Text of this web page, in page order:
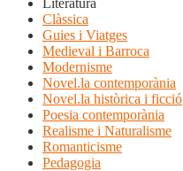
Literatura
Clàssica
Guies i Viatges
Medieval i Barroca
Modernisme
Novel.la contemporània
Novel.la històrica i ficció
Poesia contemporània
Realisme i Naturalisme
Romanticisme
Pedagogia